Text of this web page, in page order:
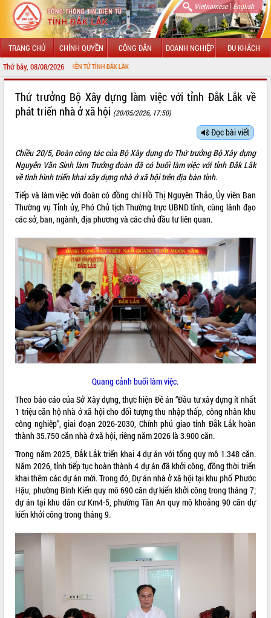
Vietnamese| English
TRANG CHỦ CHÍNH QUYỀN CÔNG DÂN DOANH NGHIỆP DU KHÁCH
Thứ bảy, 08/08/2026
THÔNG TIN ĐIỆN TỬ TỈNH ĐẮK LẮK
LÃNH ĐẠO UBND TỈNH
SỞ, BAN, NGÀNH
THÔNG TIN CHỈ ĐẠO ĐIỀU HÀNH
HỆ THỐNG VĂN BẢN
VĂN BẢN HĐND TỈNH
ĐIỂM TIN VĂN BẢN
QUY HOẠCH - KẾ HOẠCH
VIDEO
Khám bệnh, cấp phát thuốc miễn phí
và tặng quà người dân xã Cư Pui
Thứ trưởng Bộ Xây dựng làm việc với tỉnh Đắk Lắk về
phát triển nhà ở xã hội (20/05/2026, 17:50)
Đọc bài viết
Chiều 20/5, Đoàn công tác của Bộ Xây dựng do Thứ trưởng Bộ Xây dựng
Nguyễn Văn Sinh làm Trưởng đoàn đã có buổi làm việc với tỉnh Đắk Lắk
về tình hình triển khai xây dựng nhà ở xã hội trên địa bàn tỉnh.
Tiếp và làm việc với đoàn có đồng chí Hồ Thị Nguyên Thảo, Ủy viên Ban
Thường vụ Tỉnh ủy, Phó Chủ tịch Thường trực UBND tỉnh, cùng lãnh đạo
các sở, ban, ngành, địa phương và các chủ đầu tư liên quan.
Quang cảnh buổi làm việc.
Theo báo cáo của Sở Xây dựng, thực hiện Đề án “Đầu tư xây dựng ít nhất
1 triệu căn hộ nhà ở xã hội cho đối tượng thu nhập thấp, công nhân khu
công nghiệp”, giai đoạn 2026-2030, Chính phủ giao tỉnh Đắk Lắk hoàn
thành 35.750 căn nhà ở xã hội, riêng năm 2026 là 3.900 căn.
Trong năm 2025, Đắk Lắk triển khai 4 dự án với tổng quy mô 1.348 căn.
Năm 2026, tỉnh tiếp tục hoàn thành 4 dự án đã khởi công, đồng thời triển
khai thêm các dự án mới. Trong đó, Dự án nhà ở xã hội tại khu phố Phước
Hậu, phường Bình Kiến quy mô 690 căn dự kiến khởi công trong tháng 7;
dự án tại khu dân cư Km4-5, phường Tân An quy mô khoảng 90 căn dự
kiến khởi công trong tháng 9.